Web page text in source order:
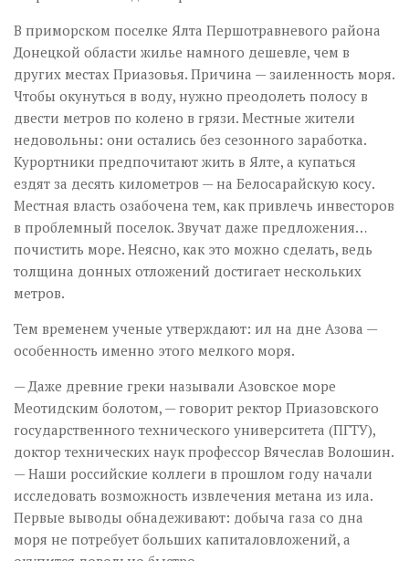
В приморском поселке Ялта Першотравневого района
Донецкой области жилье намного дешевле, чем в
других местах Приазовья. Причина — заиленность моря.
Чтобы окунуться в воду, нужно преодолеть полосу в
двести метров по колено в грязи. Местные жители
недовольны: они остались без сезонного заработка.
Курорт­ники предпочитают жить в Ялте, а купаться
ездят за десять километров — на Белосарайскую косу.
Местная власть озабочена тем, как привлечь инвесторов
в проблемный поселок. Звучат даже предложения…
почистить море. Неясно, как это можно сделать, ведь
толщина донных отложений достигает нескольких
метров.
Тем временем ученые утверждают: ил на дне Азова —
особенность именно этого мелкого моря.
— Даже древние греки называли Азовское море
Меотидским болотом, — говорит ректор Приазовского
государственного технического университета (ПГТУ),
доктор технических наук профессор Вячеслав Волошин.
— Наши российские коллеги в прошлом году начали
исследовать возможность извлечения метана из ила.
Первые выводы обнадеживают: добыча газа со дна
моря не потребует больших капитало­вложений, а